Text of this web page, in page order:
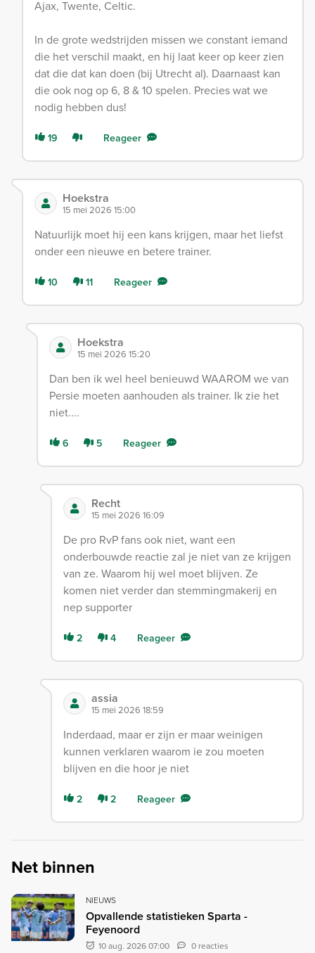
Ajax, Twente, Celtic.
In de grote wedstrijden missen we constant iemand
die het verschil maakt, en hij laat keer op keer zien
dat die dat kan doen (bij Utrecht al). Daarnaast kan
die ook nog op 6, 8 & 10 spelen. Precies wat we
nodig hebben dus!
19 Reageer
Hoekstra
15 mei 2026 15:00
Natuurlijk moet hij een kans krijgen, maar het liefst
onder een nieuwe en betere trainer.
10 11 Reageer
Hoekstra
15 mei 2026 15:20
Dan ben ik wel heel benieuwd WAAROM we van
Persie moeten aanhouden als trainer. Ik zie het
niet....
6 5 Reageer
Recht
15 mei 2026 16:09
De pro RvP fans ook niet, want een
onderbouwde reactie zal je niet van ze krijgen
van ze. Waarom hij wel moet blijven. Ze
komen niet verder dan stemmingmakerij en
nep supporter
2 4 Reageer
assia
15 mei 2026 18:59
Inderdaad, maar er zijn er maar weinigen
kunnen verklaren waarom ie zou moeten
blijven en die hoor je niet
2 2 Reageer
Net binnen
NIEUWS
Opvallende statistieken Sparta -
Feyenoord
10 aug. 2026 07:00 0 reacties